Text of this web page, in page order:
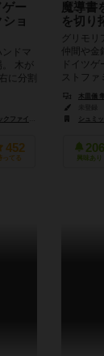
ー
ョ
ドマ
木が
に分割
（ADC Blackfire Entertainment）
452
ってる
魔導書
を切り
グリモリ
仲間や金
ドイツ
ストファ
木皿儀
シュミ
206
興味あり